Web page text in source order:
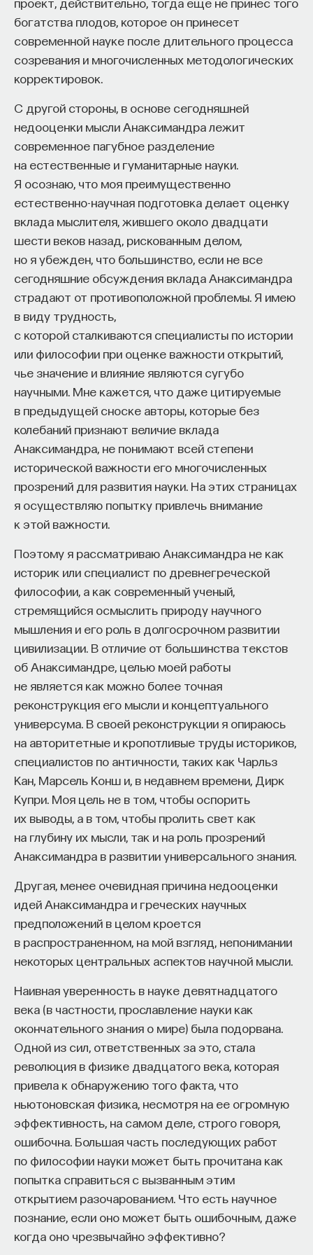
богатства плодов, которое он принесет
современной науке после длительного процесса
созревания и многочисленных методологических
корректировок.
С другой стороны, в основе сегодняшней
недооценки мысли Анаксимандра лежит
современное пагубное разделение
на естественные и гуманитарные науки.
Я осознаю, что моя преимущественно
естественно-научная подготовка делает оценку
вклада мыслителя, жившего около двадцати
шести веков назад, рискованным делом,
но я убежден, что большинство, если не все
сегодняшние обсуждения вклада Анаксимандра
страдают от противоположной проблемы. Я имею
в виду трудность,
с которой сталкиваются специалисты по истории
или философии при оценке важности открытий,
чье значение и влияние являются сугубо
научными. Мне кажется, что даже цитируемые
в предыдущей сноске авторы, которые без
колебаний признают величие вклада
Анаксимандра, не понимают всей степени
исторической важности его многочисленных
прозрений для развития науки. На этих страницах
я осуществляю попытку привлечь внимание
к этой важности.
Поэтому я рассматриваю Анаксимандра не как
историк или специалист по древнегреческой
философии, а как современный ученый,
стремящийся осмыслить природу научного
мышления и его роль в долгосрочном развитии
цивилизации. В отличие от большинства текстов
об Анаксимандре, целью моей работы
не является как можно более точная
реконструкция его мысли и концептуального
универсума. В своей реконструкции я опираюсь
на авторитетные и кропотливые труды историков,
специалистов по античности, таких как Чарльз
Кан, Марсель Конш и, в недавнем времени, Дирк
Купри. Моя цель не в том, чтобы оспорить
их выводы, а в том, чтобы пролить свет как
на глубину их мысли, так и на роль прозрений
Анаксимандра в развитии универсального знания.
Другая, менее очевидная причина недооценки
идей Анаксимандра и греческих научных
предположений в целом кроется
в распространенном, на мой взгляд, непонимании
некоторых центральных аспектов научной мысли.
Наивная уверенность в науке девятнадцатого
века (в частности, прославление науки как
окончательного знания о мире) была подорвана.
Одной из сил, ответственных за это, стала
революция в физике двадцатого века, которая
привела к обнаружению того факта, что
ньютоновская физика, несмотря на ее огромную
эффективность, на самом деле, строго говоря,
ошибочна. Большая часть последующих работ
по философии науки может быть прочитана как
попытка справиться с вызванным этим
открытием разочарованием. Что есть научное
познание, если оно может быть ошибочным, даже
когда оно чрезвычайно эффективно?
Финляндском, кроме отдельных сюжетов — они
у меня есть в книге, — тоже была отдельной
страницей.
Отдельно стоит отметить, что кроме
существовала еще так называемая инициативная
перлюстрация, которая проводилась
жандармскими офицерами на местах
по согласованию с местными почтово-
телеграфными чиновниками. И, конечно, хотя я эту
тему затрагиваю в своей книге, но в этой сфере
для историков существует еще масса
возможностей для работы в первую очередь
с региональными архивами.
Я стремился показать, как использовалась
перлюстрация, какое значение она имела для
государства. Отдельное направление — это,
конечно, перлюстрация дипломатической почты.
В общем-то перлюстрация и начиналась как
чтение прежде всего дипломатической почты.
А постепенно, естественно, она стала
расширяться и имела ряд целей: наблюдение
за перепиской иностранных дипломатов,
выявление реальной или мнимой
антиправительственной деятельности,
обнаружение различного рода служебных
и экономических злоупотреблений, обнаружение
пересылаемой по почте.
Постепенно, с развитием общества, на первый
план выходит цель изучения общественного
мнения, потому что любая власть хочет знать, что
думают граждане. Но в авторитарных
и тоталитарных государствах эта проблема более
сложная, потому что нет оппозиционной прессы,
нет свободных выборов и так далее. А власть
понимает, что люди все-таки думают по-разному.
Отсюда эта задача возникает в XIX веке, когда
кроме политического сыска появляется
политический контроль, и особенно остро
к началу XX века. Задача политического
контроля — выявление основных общественных
настроений, в том числе через перлюстрацию,
с тем чтобы не только знать об этих настроениях,
— Какое определение вы бы сами дали
термину «перлюстрация»?
— Здесь я ничего нового не вношу. Это тайное
вскрытие частной или дипломатической
корреспонденции. Но важное уточнение здесь
все-таки имеется. Обычно считалось, что
перлюстрация в России была незаконной. Это
повторяют, пожалуй, все, и сам я несколько лет
этим грешил. Но со строго юридической позиции
такой подход неверен. Дело в том, что первая
часть ст. 340 Уложения о наказаниях гласила, что
«не почитается превышением власти, когда
министр или другой государственный сановник
отступит в своих действиях от обыкновенных
правил по уполномочию верховной власти».
Поэтому следует признать, что перлюстрация,
которая проводилась, — а официальная
перлюстрация проводилась только по прямому